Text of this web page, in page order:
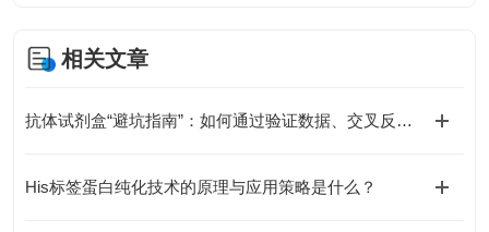
相关文章
抗体试剂盒“避坑指南”：如何通过验证数据、交叉反应率、批次稳定性选对产品？
His标签蛋白纯化技术的原理与应用策略是什么？